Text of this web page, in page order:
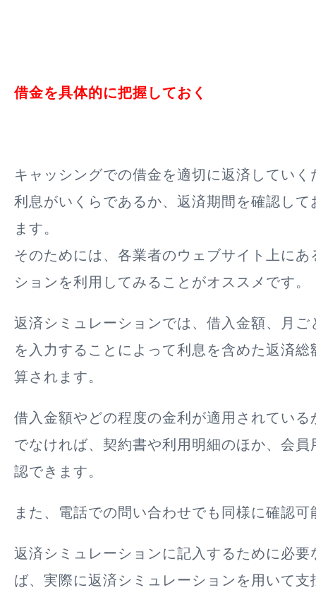
借金を具体的に把握しておく
キャッシングでの借金を適切に返済してい
利息がいくらであるか、返済期間を確認して
ます。
そのためには、各業者のウェブサイト上にあ
ションを利用してみることがオススメです。
返済シミュレーションでは、借入金額、月ご
を入力することによって利息を含めた返済
算されます。
借入金額やどの程度の金利が適用されている
でなければ、契約書や利用明細のほか、会員
認できます。
また、電話での問い合わせでも同様に確認可
返済シミュレーションに記入するために必要
ば、実際に返済シミュレーションを用いて支